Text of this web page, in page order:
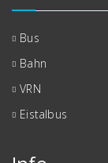
Bus
Bahn
VRN
Eistalbus